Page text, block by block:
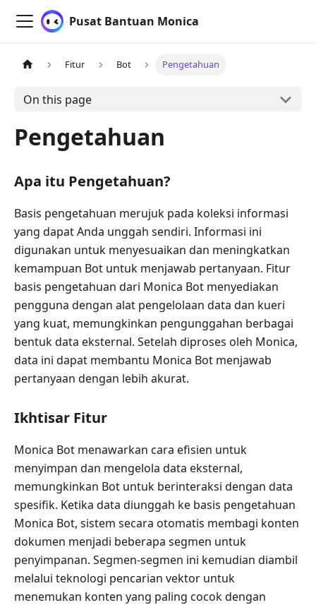
Pusat Bantuan Monica
Fitur Bot Pengetahuan
On this page
Pengetahuan
Apa itu Pengetahuan?
Basis pengetahuan merujuk pada koleksi informasi
yang dapat Anda unggah sendiri. Informasi ini
digunakan untuk menyesuaikan dan meningkatkan
kemampuan Bot untuk menjawab pertanyaan. Fitur
basis pengetahuan dari Monica Bot menyediakan
pengguna dengan alat pengelolaan data dan kueri
yang kuat, memungkinkan pengunggahan berbagai
bentuk data eksternal. Setelah diproses oleh Monica,
data ini dapat membantu Monica Bot menjawab
pertanyaan dengan lebih akurat.
Ikhtisar Fitur
Monica Bot menawarkan cara efisien untuk
menyimpan dan mengelola data eksternal,
memungkinkan Bot untuk berinteraksi dengan data
spesifik. Ketika data diunggah ke basis pengetahuan
Monica Bot, sistem secara otomatis membagi konten
dokumen menjadi beberapa segmen untuk
penyimpanan. Segmen-segmen ini kemudian diambil
melalui teknologi pencarian vektor untuk
menemukan konten yang paling cocok dengan